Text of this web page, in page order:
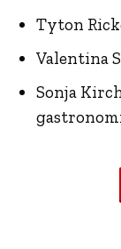
Tyton
Valentina
Sonja